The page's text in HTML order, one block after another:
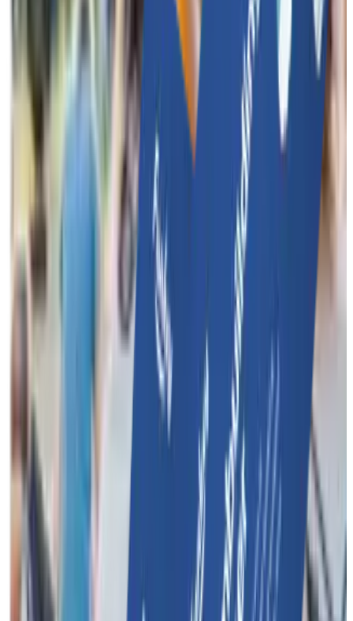
Beheer, controleer en organiseer teambuildings binnen jouw
bedrijf met één handig platform.
Features Contact
Funkey Events
Organiseer een onvergetelijk evenement met meerdere
activiteiten voor jouw bedrijf of team.
Familiedag
Funkey Surprise